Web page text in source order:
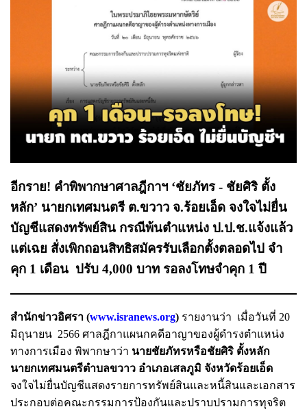
อีกราย! คำพิพากษาศาลฎีกาฯ ‘ชัยภัทร - ชัยศิริ ตั้ง
หลัก’ นายกเทศมนตรี ต.ขวาว จ.ร้อยเอ็ด จงใจไม่ยื่น
บัญชีแสดงทรัพย์สิน กรณีพ้นตำแหน่ง ป.ป.ช.แจ้งแล้ว
แต่เฉย สั่งเพิกถอนสิทธิสมัครรับเลือกตั้งตลอดไป จำ
คุก 1 เดือน ปรับ 4,000 บาท รอลงโทษจำคุก 1 ปี
สำนักข่าวอิศรา (www.isranews.org) รายงานว่า เมื่อวันที่ 20
มิถุนายน 2566 ศาลฎีกาแผนกคดีอาญาของผู้ดํารงตําแหน่ง
ทางการเมือง พิพากษาว่า นายชัยภัทรหรือชัยศิริ ตั้งหลัก
นายกเทศมนตรีตำบลขวาว อำเภอเสลภูมิ จังหวัดร้อยเอ็ด
จงใจไม่ยื่นบัญชีแสดงรายการทรัพย์สินและหนี้สินและเอกสาร
ประกอบต่อคณะกรรมการป้องกันและปราบปรามการทุจริต